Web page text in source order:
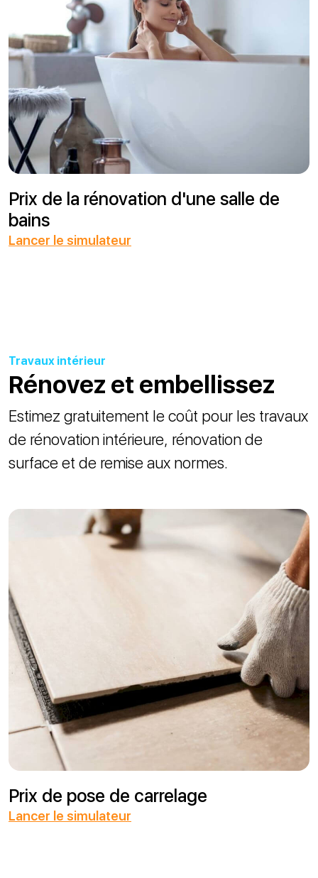
Prix de la rénovation d'une salle de
bains
Lancer le simulateur
Travaux intérieur
Rénovez et embellissez
Estimez gratuitement le coût pour les travaux
de rénovation intérieure, rénovation de
surface et de remise aux normes.
Prix de pose de carrelage
Lancer le simulateur